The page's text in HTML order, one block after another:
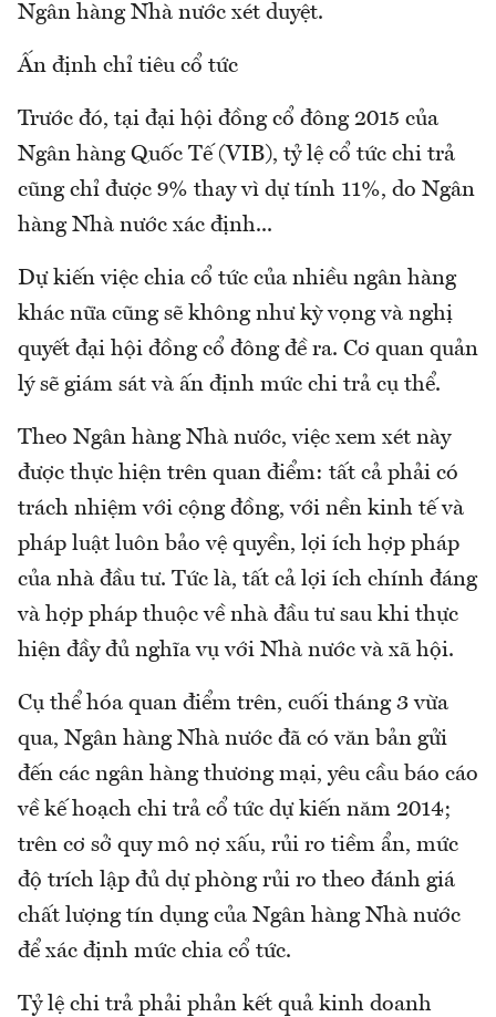
Ngân hàng Nhà nước xét duyệt.
Ấn định chỉ tiêu cổ tức
Trước đó, tại đại hội đồng cổ đông 2015 của
Ngân hàng Quốc Tế (VIB), tỷ lệ cổ tức chi trả
cũng chỉ được 9% thay vì dự tính 11%, do Ngân
hàng Nhà nước xác định...
Dự kiến việc chia cổ tức của nhiều ngân hàng
khác nữa cũng sẽ không như kỳ vọng và nghị
quyết đại hội đồng cổ đông đề ra. Cơ quan quản
lý sẽ giám sát và ấn định mức chi trả cụ thể.
Theo Ngân hàng Nhà nước, việc xem xét này
được thực hiện trên quan điểm: tất cả phải có
trách nhiệm với cộng đồng, với nền kinh tế và
pháp luật luôn bảo vệ quyền, lợi ích hợp pháp
của nhà đầu tư. Tức là, tất cả lợi ích chính đáng
và hợp pháp thuộc về nhà đầu tư sau khi thực
hiện đầy đủ nghĩa vụ với Nhà nước và xã hội.
Cụ thể hóa quan điểm trên, cuối tháng 3 vừa
qua, Ngân hàng Nhà nước đã có văn bản gửi
đến các ngân hàng thương mại, yêu cầu báo cáo
về kế hoạch chi trả cổ tức dự kiến năm 2014;
trên cơ sở quy mô nợ xấu, rủi ro tiềm ẩn, mức
độ trích lập đủ dự phòng rủi ro theo đánh giá
chất lượng tín dụng của Ngân hàng Nhà nước
để xác định mức chia cổ tức.
Tỷ lệ chi trả phải phản kết quả kinh doanh